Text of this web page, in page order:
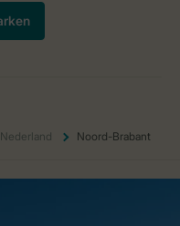
Nederland Noord-Brabant